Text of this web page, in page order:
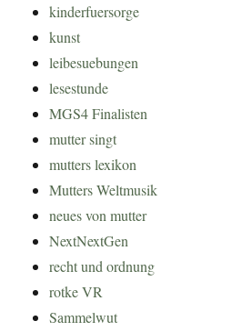
kinderfuersorge
kunst
leibesuebungen
lesestunde
MGS4 Finalisten
mutter singt
mutters lexikon
Mutters Weltmusik
neues von mutter
NextNextGen
recht und ordnung
rotke VR
Sammelwut